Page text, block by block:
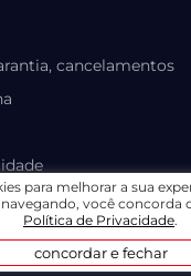
cancelamentos
SEGURANÇA
para melhorar a sua
você concorda
Política de Privacidade.
concordar e fechar